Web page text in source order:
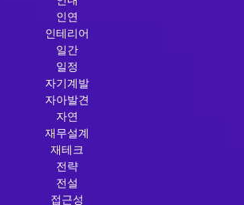
인연
인테리어
일간
일정
자기계발
자아발견
자연
재무설계
재테크
전략
전설
접근성